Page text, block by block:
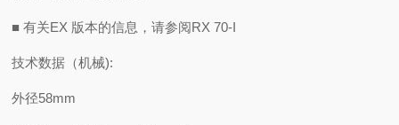
■ 有关EX 版本的信息，请参阅RX 70-I
技术数据（机械):
外径58mm